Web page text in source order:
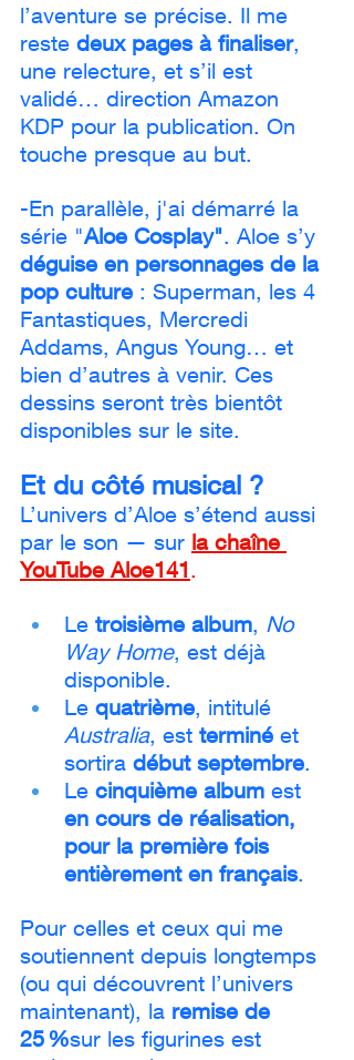
l’aventure se précise. Il me
reste deux pages à finaliser,
une relecture, et s’il est
validé… direction Amazon
KDP pour la publication. On
touche presque au but.
-En parallèle, j'ai démarré la
série "Aloe Cosplay". Aloe s’y
déguise en personnages de la
pop culture : Superman, les 4
Fantastiques, Mercredi
Addams, Angus Young… et
bien d’autres à venir. Ces
dessins seront très bientôt
disponibles sur le site.
Et du côté musical ?
L’univers d’Aloe s’étend aussi
par le son — sur la chaîne
YouTube Aloe141.
Le troisième album, No
Way Home, est déjà
disponible.
Le quatrième, intitulé
Australia, est terminé et
sortira début septembre.
Le cinquième album est
en cours de réalisation,
pour la première fois
entièrement en français.
Pour celles et ceux qui me
soutiennent depuis longtemps
(ou qui découvrent l’univers
maintenant), la remise de
25 %sur les figurines est